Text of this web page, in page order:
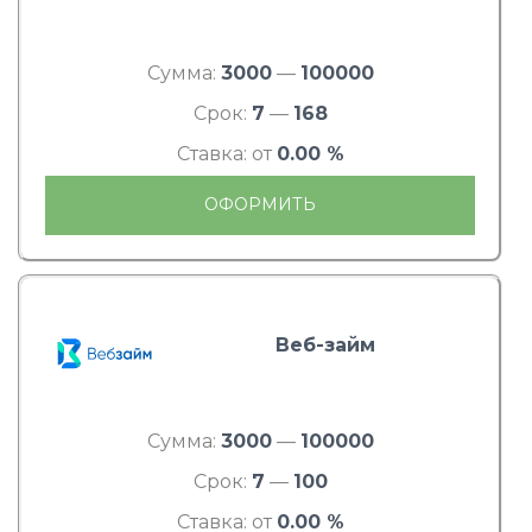
Сумма: 3000— 100000
Срок: 7 — 168
Ставка: от 0.00 %
ОФОРМИТЬ
Веб-займ
Сумма: 3000— 100000
Срок: 7 — 100
Ставка: от 0.00 %